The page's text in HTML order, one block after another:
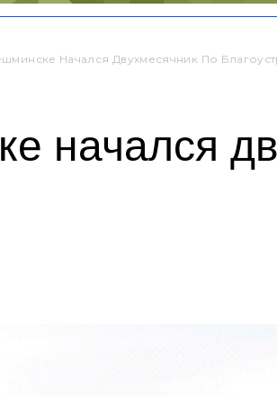
Начался Двухмесячник По
начался